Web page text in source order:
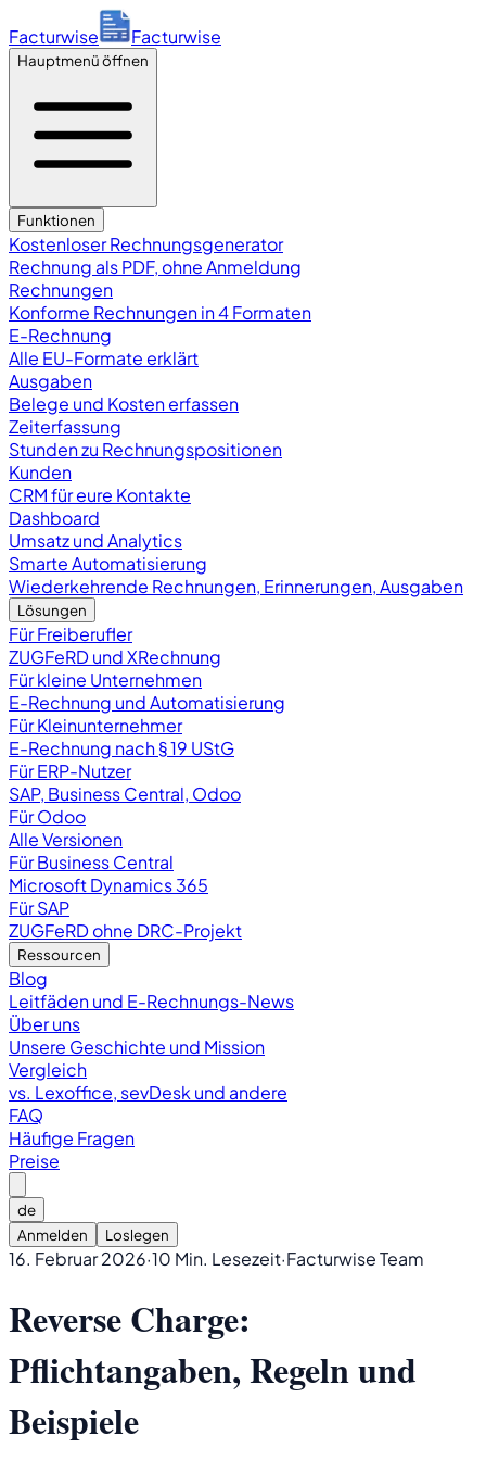
Facturwise Facturwise
Hauptmenü öffnen
Funktionen
Kostenloser Rechnungsgenerator
Rechnung als PDF, ohne Anmeldung
Rechnungen
Konforme Rechnungen in 4 Formaten
E-Rechnung
Alle EU-Formate erklärt
Ausgaben
Belege und Kosten erfassen
Zeiterfassung
Stunden zu Rechnungspositionen
Kunden
CRM für eure Kontakte
Dashboard
Umsatz und Analytics
Smarte Automatisierung
Wiederkehrende Rechnungen, Erinnerungen, Ausgaben
Lösungen
Für Freiberufler
ZUGFeRD und XRechnung
Für kleine Unternehmen
E-Rechnung und Automatisierung
Für Kleinunternehmer
E-Rechnung nach § 19 UStG
Für ERP-Nutzer
SAP, Business Central, Odoo
Für Odoo
Alle Versionen
Für Business Central
Microsoft Dynamics 365
Für SAP
ZUGFeRD ohne DRC-Projekt
Ressourcen
Blog
Leitfäden und E-Rechnungs-News
Über uns
Unsere Geschichte und Mission
Vergleich
vs. Lexoffice, sevDesk und andere
FAQ
Häufige Fragen
Preise
de
Anmelden
Loslegen
16. Februar 2026·10 Min. Lesezeit·Facturwise Team
Reverse Charge:
Pflichtangaben, Regeln und
Beispiele